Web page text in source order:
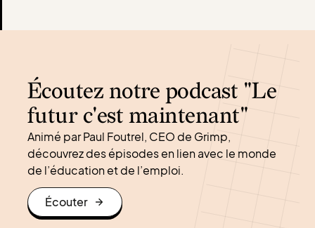
Écoutez notre podcast "Le
futur c'est maintenant"
Animé par Paul Foutrel, CEO de Grimp,
découvrez des épisodes en lien avec le monde
de l’éducation et de l’emploi.
Écouter